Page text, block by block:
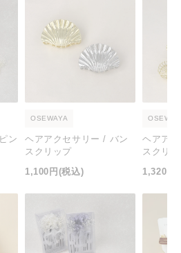
ン
OSEWAYA
ヘアアクセサリー / バン
スクリップ
1,100円 (税込)
ヘアア
スクリ
1,320円